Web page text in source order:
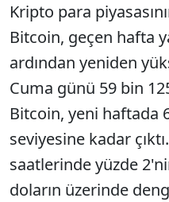
Kripto para
Bitcoin, geçen hafta
ardından yeniden
Cuma günü 59 bin
Bitcoin, yeni haftada
seviyesine kadar
saatlerinde yüzde
doların üzerinde